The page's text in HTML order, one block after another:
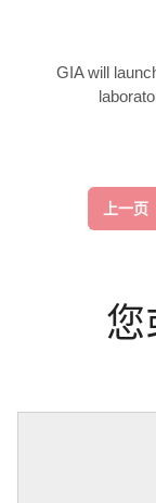
GIA will
上一页
您